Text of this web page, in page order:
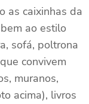
as caixinhas da
ao estilo
sofá, poltrona
convivem
muranos,
acima), livros